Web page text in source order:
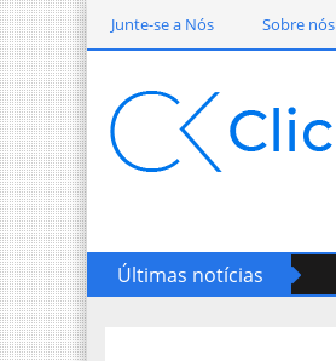
Junte-se a Nós Sobre nós
Últimas notícias